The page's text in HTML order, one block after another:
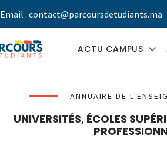
Email : contact@parcoursdetudiants.ma
ACTU CAMPUS
BLOG ÉTUDIANT
PARCOURS LE
ANNUAIRE DE
UNIVERSITÉS, ÉCOLES